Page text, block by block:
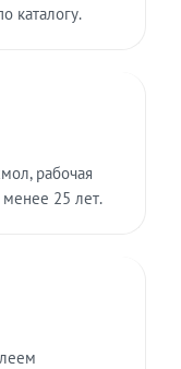
каталогу.
рабочая
25 лет.